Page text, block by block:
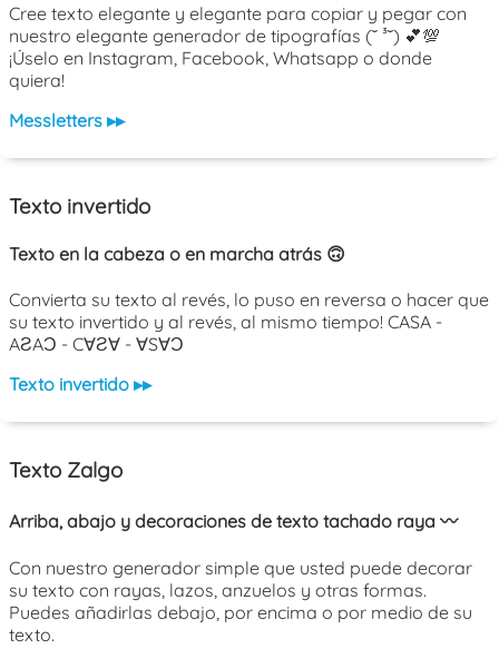
Cree texto elegante y elegante para copiar y pegar con
nuestro elegante generador de tipografías (˘ ³˘) 💕💯
¡Úselo en Instagram, Facebook, Whatsapp o donde
quiera!
Messletters ▸▸
Texto invertido
Texto en la cabeza o en marcha atrás 🙃
Convierta su texto al revés, lo puso en reversa o hacer que
su texto invertido y al revés, al mismo tiempo! CASA -
AƧAƆ - C∀Ƨ∀ - ∀S∀Ɔ
Texto invertido ▸▸
Texto Zalgo
Arriba, abajo y decoraciones de texto tachado raya 〰️
Con nuestro generador simple que usted puede decorar
su texto con rayas, lazos, anzuelos y otras formas.
Puedes añadirlas debajo, por encima o por medio de su
texto.